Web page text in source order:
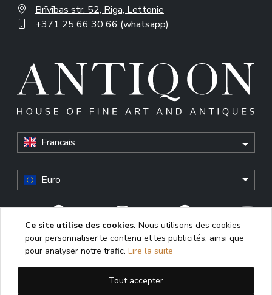
Brīvības str. 52, Riga, Lettonie
+371 25 66 30 66 (whatsapp)
Francais
Euro
© Antiqon, 2026. All rights reserved. “Antiqon” and the
Antiqon logo are registered trademarks of Antiqonart.
Unauthorized use is strictly prohibited.
This website uses cookies to enhance user experience,
Ce site utilise des cookies. Nous utilisons des cookies
pour personnaliser le contenu et les publicités, ainsi que
pour analyser notre trafic. Lire la suite
Tout accepter